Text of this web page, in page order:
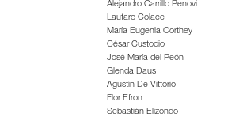
Alejandro Carrillo Penovi
Lautaro Colace
María Eugenia Corthey
César Custodio
José María del Peón
Glenda Daus
Agustín De Vittorio
Flor Efron
Sebastián Elizondo